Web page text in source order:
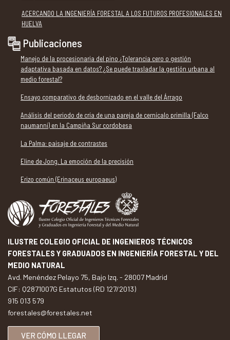
ACERCANDO LA INGENIERÍA FORESTAL A LOS FUTUROS PROFESIONALES EN
HUELVA
Publicaciones
Manejo de la procesionaria del pino ¿Tolerancia cero o gestión
adaptativa basada en datos? ¿Se puede trasladar la gestión urbana al
medio forestal?
Ensayo comparativo de desbornizado en el valle del Árrago
Análisis del periodo de cría de una pareja de cernícalo primilla (Falco
naumanni) en la Campiña Sur cordobesa
La Palma: paisaje de contrastes
Eline de Jong. La emoción de la precisión
Erizo común (Erinaceus europaeus)
ILUSTRE COLEGIO OFICIAL DE INGENIEROS TÉCNICOS
FORESTALES Y GRADUADOS EN INGENIERÍA FORESTAL Y DEL
MEDIO NATURAL
Avd. Menéndez Pelayo 75, Bajo Izq. - 28007 Madrid
CIF: Q2871007G Estatutos (RD 127/2013)
915 013 579
forestales@forestales.net
VER CÓMO LLEGAR